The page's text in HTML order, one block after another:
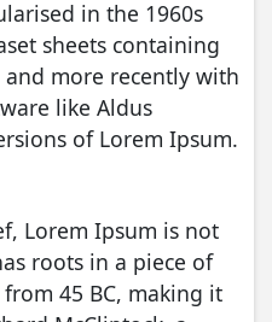
in the 1960s
sheets containing
and more recently with
like Aldus
of Lorem Ipsum.
Lorem Ipsum is not
roots in a piece of
45 BC, making it